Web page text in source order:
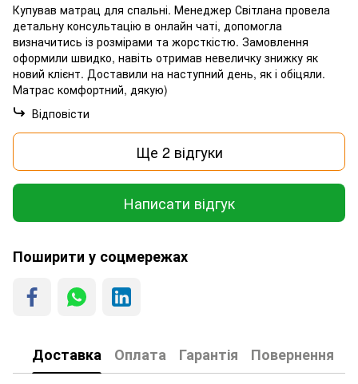
Купував матрац для спальні. Менеджер Світлана провела
детальну консультацію в онлайн чаті, допомогла
визначитись із розмірами та жорсткістю. Замовлення
оформили швидко, навіть отримав невеличку знижку як
новий клієнт. Доставили на наступний день, як і обіцяли.
Матрас комфортний, дякую)
Відповісти
Ще 2 відгуки
Написати відгук
Поширити у соцмережах
Доставка Оплата Гарантія Повернення